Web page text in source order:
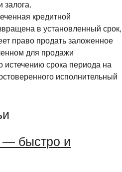
залога.
кредитной
в установленный срок,
право продать заложенное
для продажи
истечению срока периода на
исполнительный
— быстро и